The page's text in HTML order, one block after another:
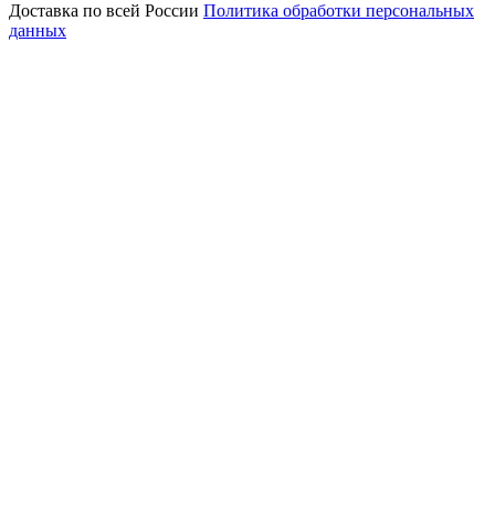
Доставка по всей России Политика обработки персональных
данных